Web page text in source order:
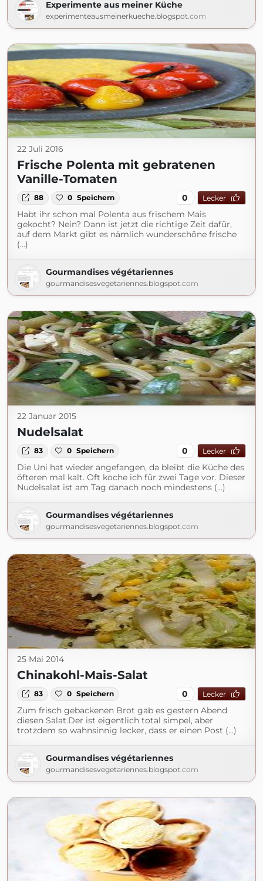
Experimente aus meiner Küche
experimenteausmeinerkueche.blogspot.com
22 Juli 2016
Frische Polenta mit gebratenen
Vanille-Tomaten
88 0 Speichern 0 Lecker
Habt ihr schon mal Polenta aus frischem Mais
gekocht? Nein? Dann ist jetzt die richtige Zeit dafür,
auf dem Markt gibt es nämlich wunderschöne frische
(...)
Gourmandises végétariennes
gourmandisesvegetariennes.blogspot.com
22 Januar 2015
Nudelsalat
83 0 Speichern 0 Lecker
Die Uni hat wieder angefangen, da bleibt die Küche des
öfteren mal kalt. Oft koche ich für zwei Tage vor. Dieser
Nudelsalat ist am Tag danach noch mindestens (...)
Gourmandises végétariennes
gourmandisesvegetariennes.blogspot.com
25 Mai 2014
Chinakohl-Mais-Salat
83 0 Speichern 0 Lecker
Zum frisch gebackenen Brot gab es gestern Abend
diesen Salat.Der ist eigentlich total simpel, aber
trotzdem so wahnsinnig lecker, dass er einen Post (...)
Gourmandises végétariennes
gourmandisesvegetariennes.blogspot.com